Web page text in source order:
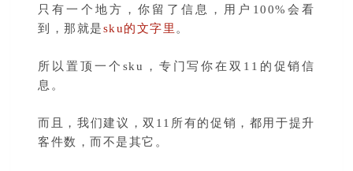
只有一个地方，你留了信息，用户100%会看
到，那就是sku的文字里 。
所以置顶一个sku，专门写你在双11的促销信
息。
而且，我们建议，双11所有的促销，都用于提升
客件数，而不是其它。